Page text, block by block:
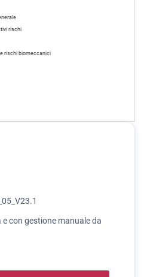
rischi
rischi biomeccanici
e con gestione manuale da